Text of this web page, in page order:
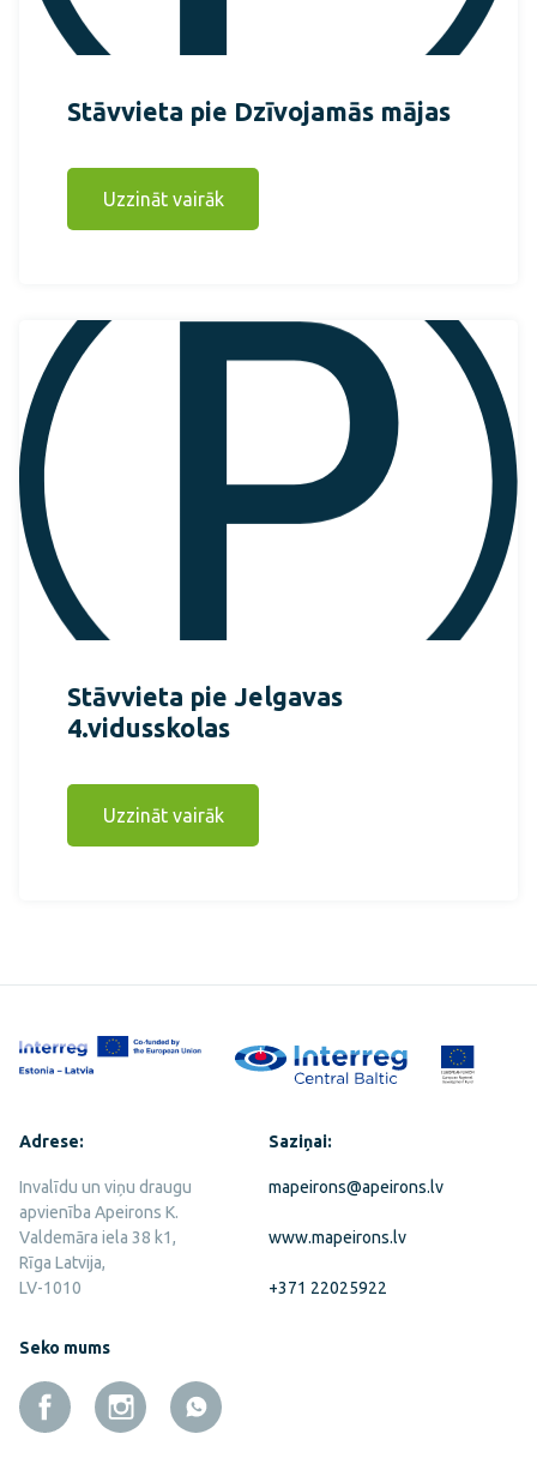
Stāvvieta pie Dzīvojamās mājas
Uzzināt vairāk
Stāvvieta pie Jelgavas
4.vidusskolas
Uzzināt vairāk
Adrese:
Invalīdu un viņu draugu
apvienība Apeirons K.
Valdemāra iela 38 k1,
Rīga Latvija,
LV-1010
Saziņai:
mapeirons@apeirons.lv
www.mapeirons.lv
+371 22025922
Seko mums